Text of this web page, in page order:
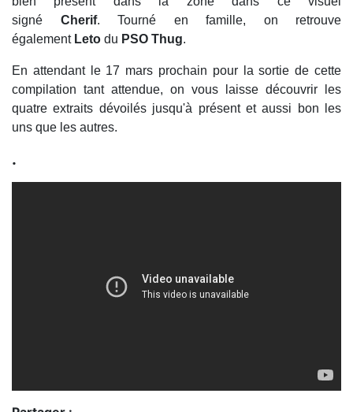
signé Cherif. Tourné en famille, on retrouve
également Leto du PSO Thug.
En attendant le 17 mars prochain pour la sortie de cette
compilation tant attendue, on vous laisse découvrir les
quatre extraits dévoilés jusqu'à présent et aussi bon les
uns que les autres.
.